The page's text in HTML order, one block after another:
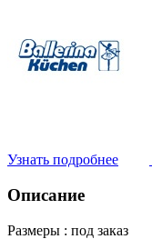
Узнать подробнее
Описание
Размеры : под заказ